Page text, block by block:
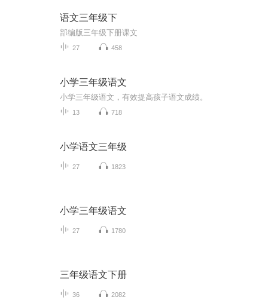
语文三年级下
部编版三年级下册课文
27 458
小学三年级语文
小学三年级语文，有效提高孩子语文成绩。
13 718
小学语文三年级
27 1823
小学三年级语文
27 1780
三年级语文下册
36 2082